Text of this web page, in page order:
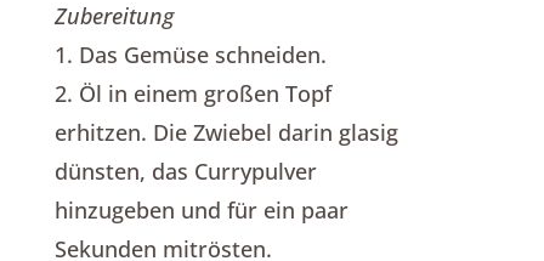
Zubereitung
1. Das Gemüse schneiden.
2. Öl in einem großen Topf
erhitzen. Die Zwiebel darin glasig
dünsten, das Currypulver
hinzugeben und für ein paar
Sekunden mitrösten.